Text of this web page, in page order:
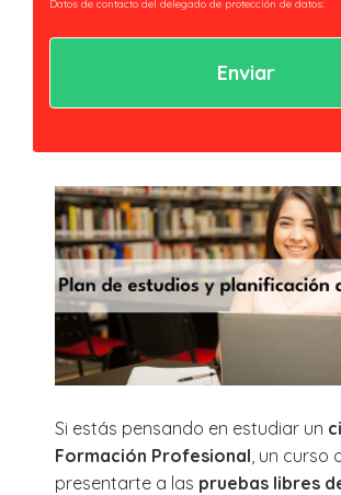
Datos de contacto del delegado de protección de datos:
Legitimación: Tratamientos sometidos al cumplimiento
los derechos reconocidos por la normativa aplicable en
Si estás pensando en estudiar un
Formación Profesional , un curso
presentarte a las pruebas libres